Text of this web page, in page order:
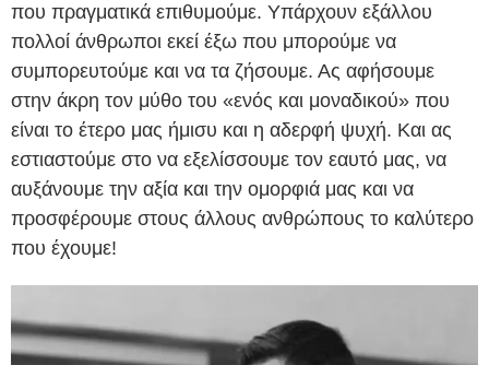
που πραγματικά επιθυμούμε. Υπάρχουν εξάλλου
πολλοί άνθρωποι εκεί έξω που μπορούμε να
συμπορευτούμε και να τα ζήσουμε. Ας αφήσουμε
στην άκρη τον μύθο του «ενός και μοναδικού» που
είναι το έτερο μας ήμισυ και η αδερφή ψυχή. Και ας
εστιαστούμε στο να εξελίσσουμε τον εαυτό μας, να
αυξάνουμε την αξία και την ομορφιά μας και να
προσφέρουμε στους άλλους ανθρώπους το καλύτερο
που έχουμε!